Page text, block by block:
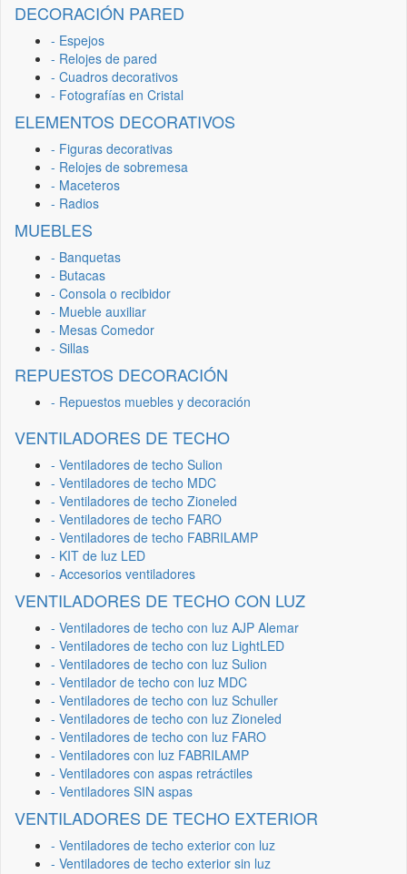
DECORACIÓN PARED
- Espejos
- Relojes de pared
- Cuadros decorativos
- Fotografías en Cristal
ELEMENTOS DECORATIVOS
- Figuras decorativas
- Relojes de sobremesa
- Maceteros
- Radios
MUEBLES
- Banquetas
- Butacas
- Consola o recibidor
- Mueble auxiliar
- Mesas Comedor
- Sillas
REPUESTOS DECORACIÓN
- Repuestos muebles y decoración
VENTILADORES DE TECHO
- Ventiladores de techo Sulion
- Ventiladores de techo MDC
- Ventiladores de techo Zioneled
- Ventiladores de techo FARO
- Ventiladores de techo FABRILAMP
- KIT de luz LED
- Accesorios ventiladores
VENTILADORES DE TECHO CON LUZ
- Ventiladores de techo con luz AJP Alemar
- Ventiladores de techo con luz LightLED
- Ventiladores de techo con luz Sulion
- Ventilador de techo con luz MDC
- Ventiladores de techo con luz Schuller
- Ventiladores de techo con luz Zioneled
- Ventiladores de techo con luz FARO
- Ventiladores con luz FABRILAMP
- Ventiladores con aspas retráctiles
- Ventiladores SIN aspas
VENTILADORES DE TECHO EXTERIOR
- Ventiladores de techo exterior con luz
- Ventiladores de techo exterior sin luz